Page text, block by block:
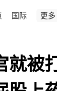
国际 更多
就被